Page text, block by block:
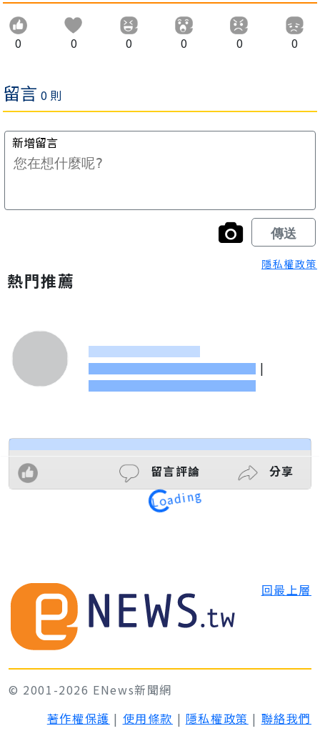
0 0 0 0 0 0
隱私權政策
熱門推薦
|
留言評論 分享
Loading
回最上層
© 2001-2026 ENews新聞網
著作權保護 | 使用條款 | 隱私權政策 | 聯絡我們